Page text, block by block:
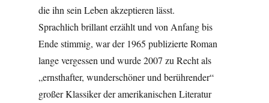
die ihn sein Leben akzeptieren lässt.
Sprachlich brillant erzählt und von Anfang bis
Ende stimmig, war der 1965 publizierte Roman
lange vergessen und wurde 2007 zu Recht als
„ernsthafter, wunderschöner und berührender“
großer Klassiker der amerikanischen Literatur